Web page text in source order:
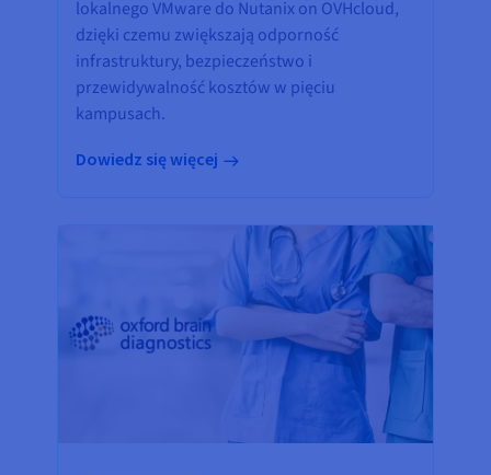
lokalnego VMware do Nutanix on OVHcloud,
dzięki czemu zwiększają odporność
infrastruktury, bezpieczeństwo i
przewidywalność kosztów w pięciu
kampusach.
Dowiedz się więcej